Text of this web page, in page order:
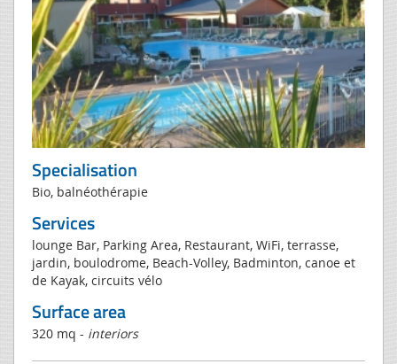
Specialisation
Bio, balnéothérapie
Services
lounge Bar, Parking Area, Restaurant, WiFi, terrasse,
jardin, boulodrome, Beach-Volley, Badminton, canoe et
de Kayak, circuits vélo
Surface area
320 mq - interiors